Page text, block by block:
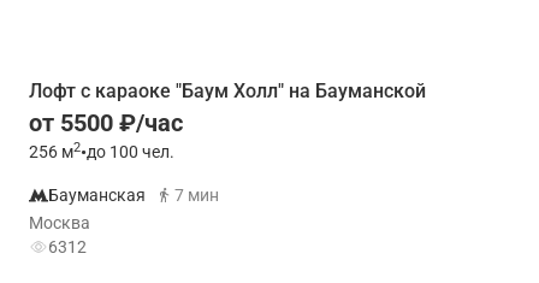
Лофт с караоке "Баум Холл" на Бауманской
от 5500 ₽/час
256 м2•до 100 чел.
Бауманская
7 мин
Москва
6312